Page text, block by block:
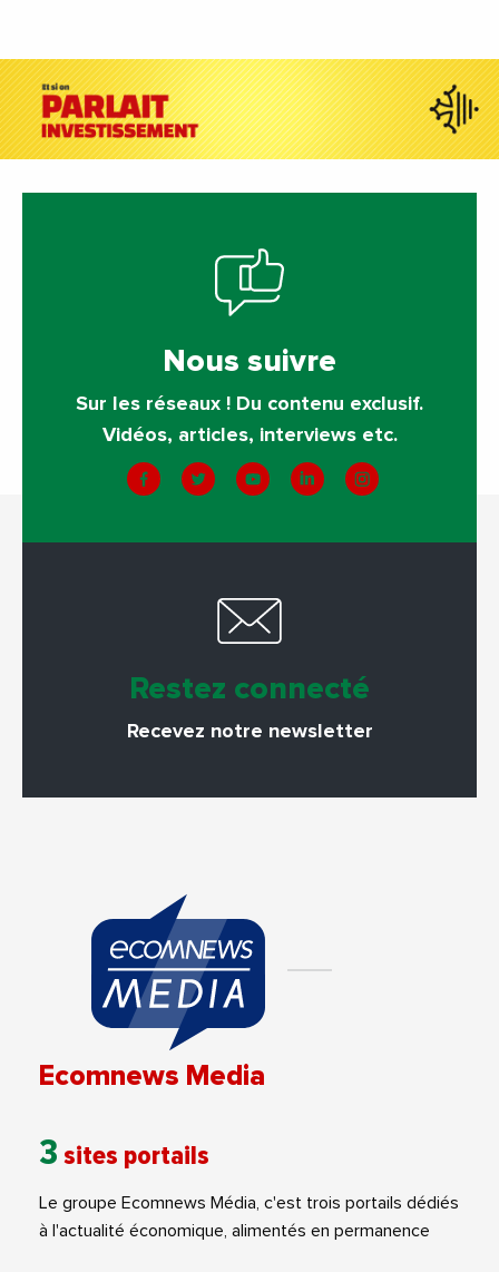
Nous suivre
Sur les réseaux ! Du contenu exclusif.
Vidéos, articles, interviews etc.
Restez connecté
Recevez notre newsletter
Ecomnews Media
3 sites portails
Le groupe Ecomnews Média, c'est trois portails dédiés
à l'actualité économique, alimentés en permanence